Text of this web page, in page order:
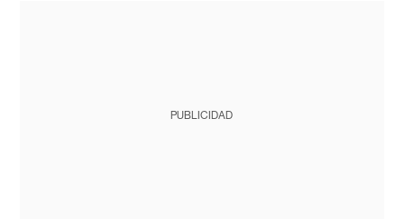
PUBLICIDAD